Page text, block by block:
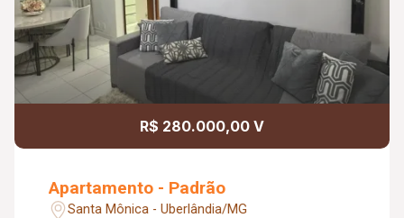
R$ 280.000,00 V
Apartamento - Padrão
Santa Mônica - Uberlândia/MG